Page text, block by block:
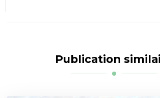
Publication